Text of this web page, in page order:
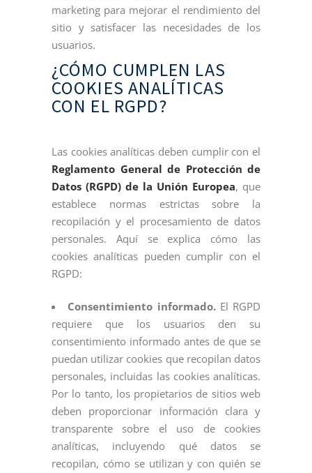
marketing para mejorar el rendimiento del
sitio y satisfacer las necesidades de los
usuarios.
¿CÓMO CUMPLEN LAS
COOKIES ANALÍTICAS
CON EL RGPD?
Las cookies analíticas deben cumplir con el
Reglamento General de Protección de
Datos (RGPD) de la Unión Europea, que
establece normas estrictas sobre la
recopilación y el procesamiento de datos
personales. Aquí se explica cómo las
cookies analíticas pueden cumplir con el
RGPD:
Consentimiento informado.El RGPD
requiere que los usuarios den su
consentimiento informado antes de que se
puedan utilizar cookies que recopilan datos
personales, incluidas las cookies analíticas.
Por lo tanto, los propietarios de sitios web
deben proporcionar información clara y
transparente sobre el uso de cookies
analíticas, incluyendo qué datos se
recopilan, cómo se utilizan y con quién se